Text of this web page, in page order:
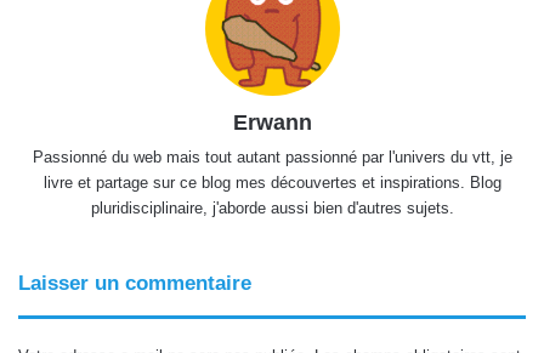
Erwann
Passionné du web mais tout autant passionné par l'univers du vtt, je
livre et partage sur ce blog mes découvertes et inspirations. Blog
pluridisciplinaire, j'aborde aussi bien d'autres sujets.
Laisser un commentaire